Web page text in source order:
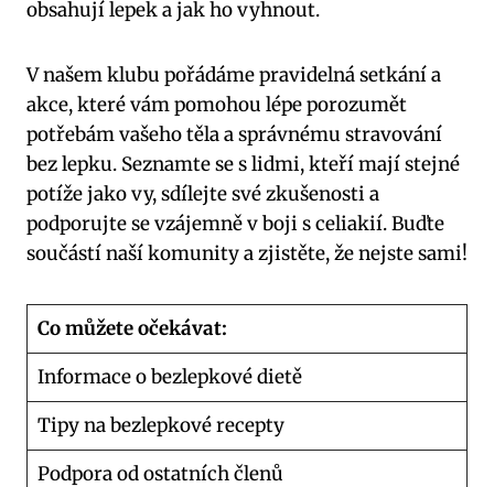
obsahují lepek a jak ho vyhnout.
V našem klubu pořádáme pravidelná setkání a
akce, které vám pomohou lépe porozumět
potřebám vašeho těla a správnému stravování
bez lepku. Seznamte se s lidmi, kteří mají stejné
potíže jako vy, sdílejte své zkušenosti a
podporujte se vzájemně v boji s celiakií. Buďte
součástí naší komunity a zjistěte, že nejste sami!
Co můžete očekávat:
Informace o bezlepkové dietě
Tipy na bezlepkové recepty
Podpora od ostatních členů